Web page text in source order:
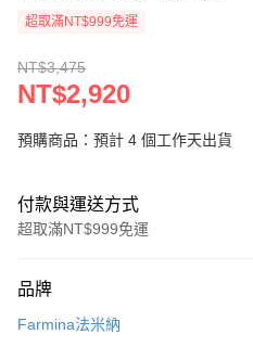
超取滿NT$999免運
NT$3,475
NT$2,920
預購商品：預計 4 個工作天出貨
付款與運送方式
超取滿NT$999免運
信用卡一次付款
品牌
Farmina法米納